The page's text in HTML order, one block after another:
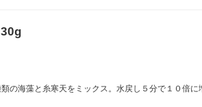
の海藻と糸寒天をミックス。水戻し５分で１０倍に